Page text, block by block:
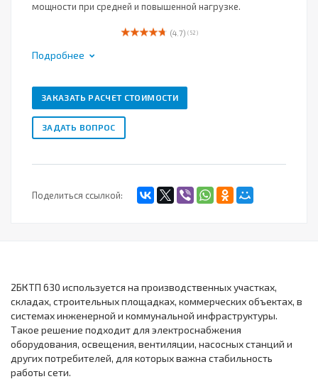
мощности при средней и повышенной нагрузке.
(4.7) ( 52 )
Подробнее
ЗАКАЗАТЬ РАСЧЕТ СТОИМОСТИ
ЗАДАТЬ ВОПРОС
Поделиться ссылкой:
2БКТП 630 используется на производственных участках,
складах, строительных площадках, коммерческих объектах, в
системах инженерной и коммунальной инфраструктуры.
Такое решение подходит для электроснабжения
оборудования, освещения, вентиляции, насосных станций и
других потребителей, для которых важна стабильность
работы сети.